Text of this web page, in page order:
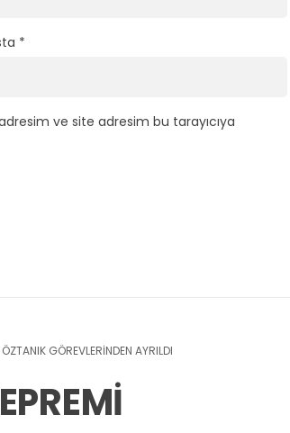
*
ve site adresim bu tarayıcıya
GÖREVLERİNDEN AYRILDI